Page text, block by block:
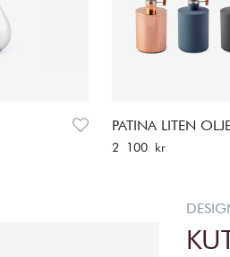
PATINA LITEN
Pris:2 100 kr
2 100 kr